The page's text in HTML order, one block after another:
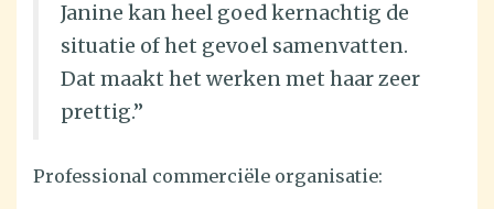
Janine kan heel goed kernachtig de
situatie of het gevoel samenvatten.
Dat maakt het werken met haar zeer
prettig.”
Professional commerciële organisatie: